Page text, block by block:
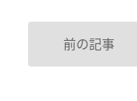
前の記事